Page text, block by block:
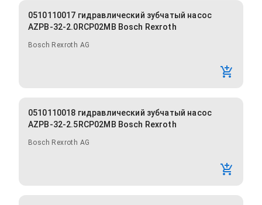
0510110017 гидравлический зубчатый насос
AZPB-32-2.0RCP02MB Bosch Rexroth
Bosch Rexroth AG
0510110018 гидравлический зубчатый насос
AZPB-32-2.5RCP02MB Bosch Rexroth
Bosch Rexroth AG